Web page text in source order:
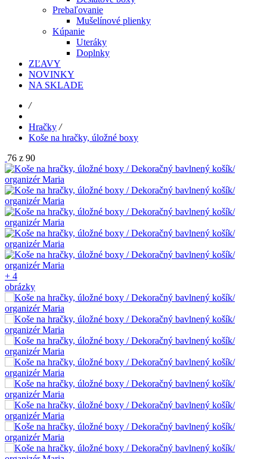
Prebaľovanie
Mušelínové plienky
Kúpanie
Uteráky
Doplnky
ZĽAVY
NOVINKY
NA SKLADE
/
Hračky /
Koše na hračky, úložné boxy
76 z 90
+ 4
obrázky